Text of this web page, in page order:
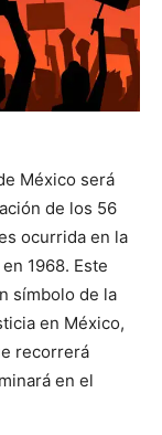
México será
de los 56
ocurrida en la
1968. Este
símbolo de la
en México,
recorrerá
en el